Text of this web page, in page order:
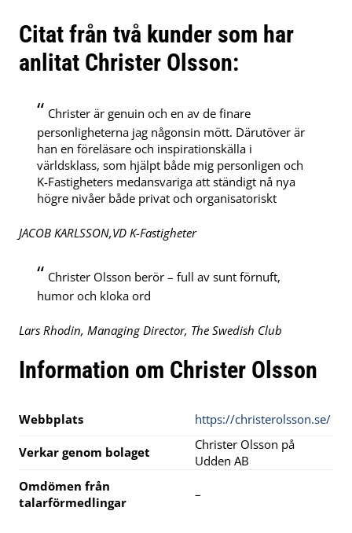
Citat från två kunder som har
anlitat Christer Olsson:
“ Christer är genuin och en av de finare
personligheterna jag någonsin mött. Därutöver är
han en föreläsare och inspirationskälla i
världsklass, som hjälpt både mig personligen och
K-Fastigheters medansvariga att ständigt nå nya
högre nivåer både privat och organisatoriskt
JACOB KARLSSON,VD K-Fastigheter
“ Christer Olsson berör – full av sunt förnuft,
humor och kloka ord
Lars Rhodin, Managing Director, The Swedish Club
Information om Christer Olsson
Webbplats https://christerolsson.se/
Verkar genom bolaget
Christer Olsson på
Udden AB
Omdömen från
talarförmedlingar
–